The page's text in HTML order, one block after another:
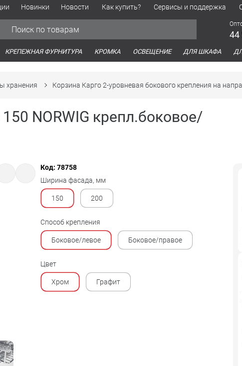
Новинки Новости Как купить? Сервисы и поддержка
44
КРЕПЕЖНАЯ ФУРНИТУРА КРОМКА ОСВЕЩЕНИЕ ДЛЯ ШКАФА
хранения Корзина Карго 2-уровневая бокового крепления на
NORWIG крепл.боковое/
Код: 78758
Ширина фасада, мм
150 200
Способ крепления
Боковое/левое Боковое/правое
Цвет
Хром Графит